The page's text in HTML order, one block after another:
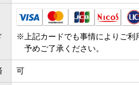
※ 上記カードでも事情によりご
予めご了承ください。
可